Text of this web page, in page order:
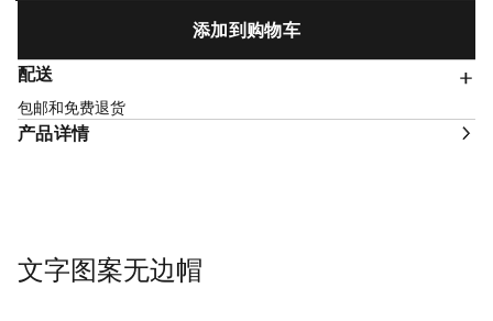
添加到购物车
配送
包邮和免费退货
产品详情
文字图案无边帽